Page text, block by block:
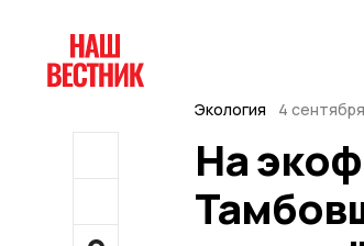
Экология 4
На